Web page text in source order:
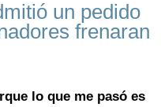
un pedido
frenaran
lo que me pasó es